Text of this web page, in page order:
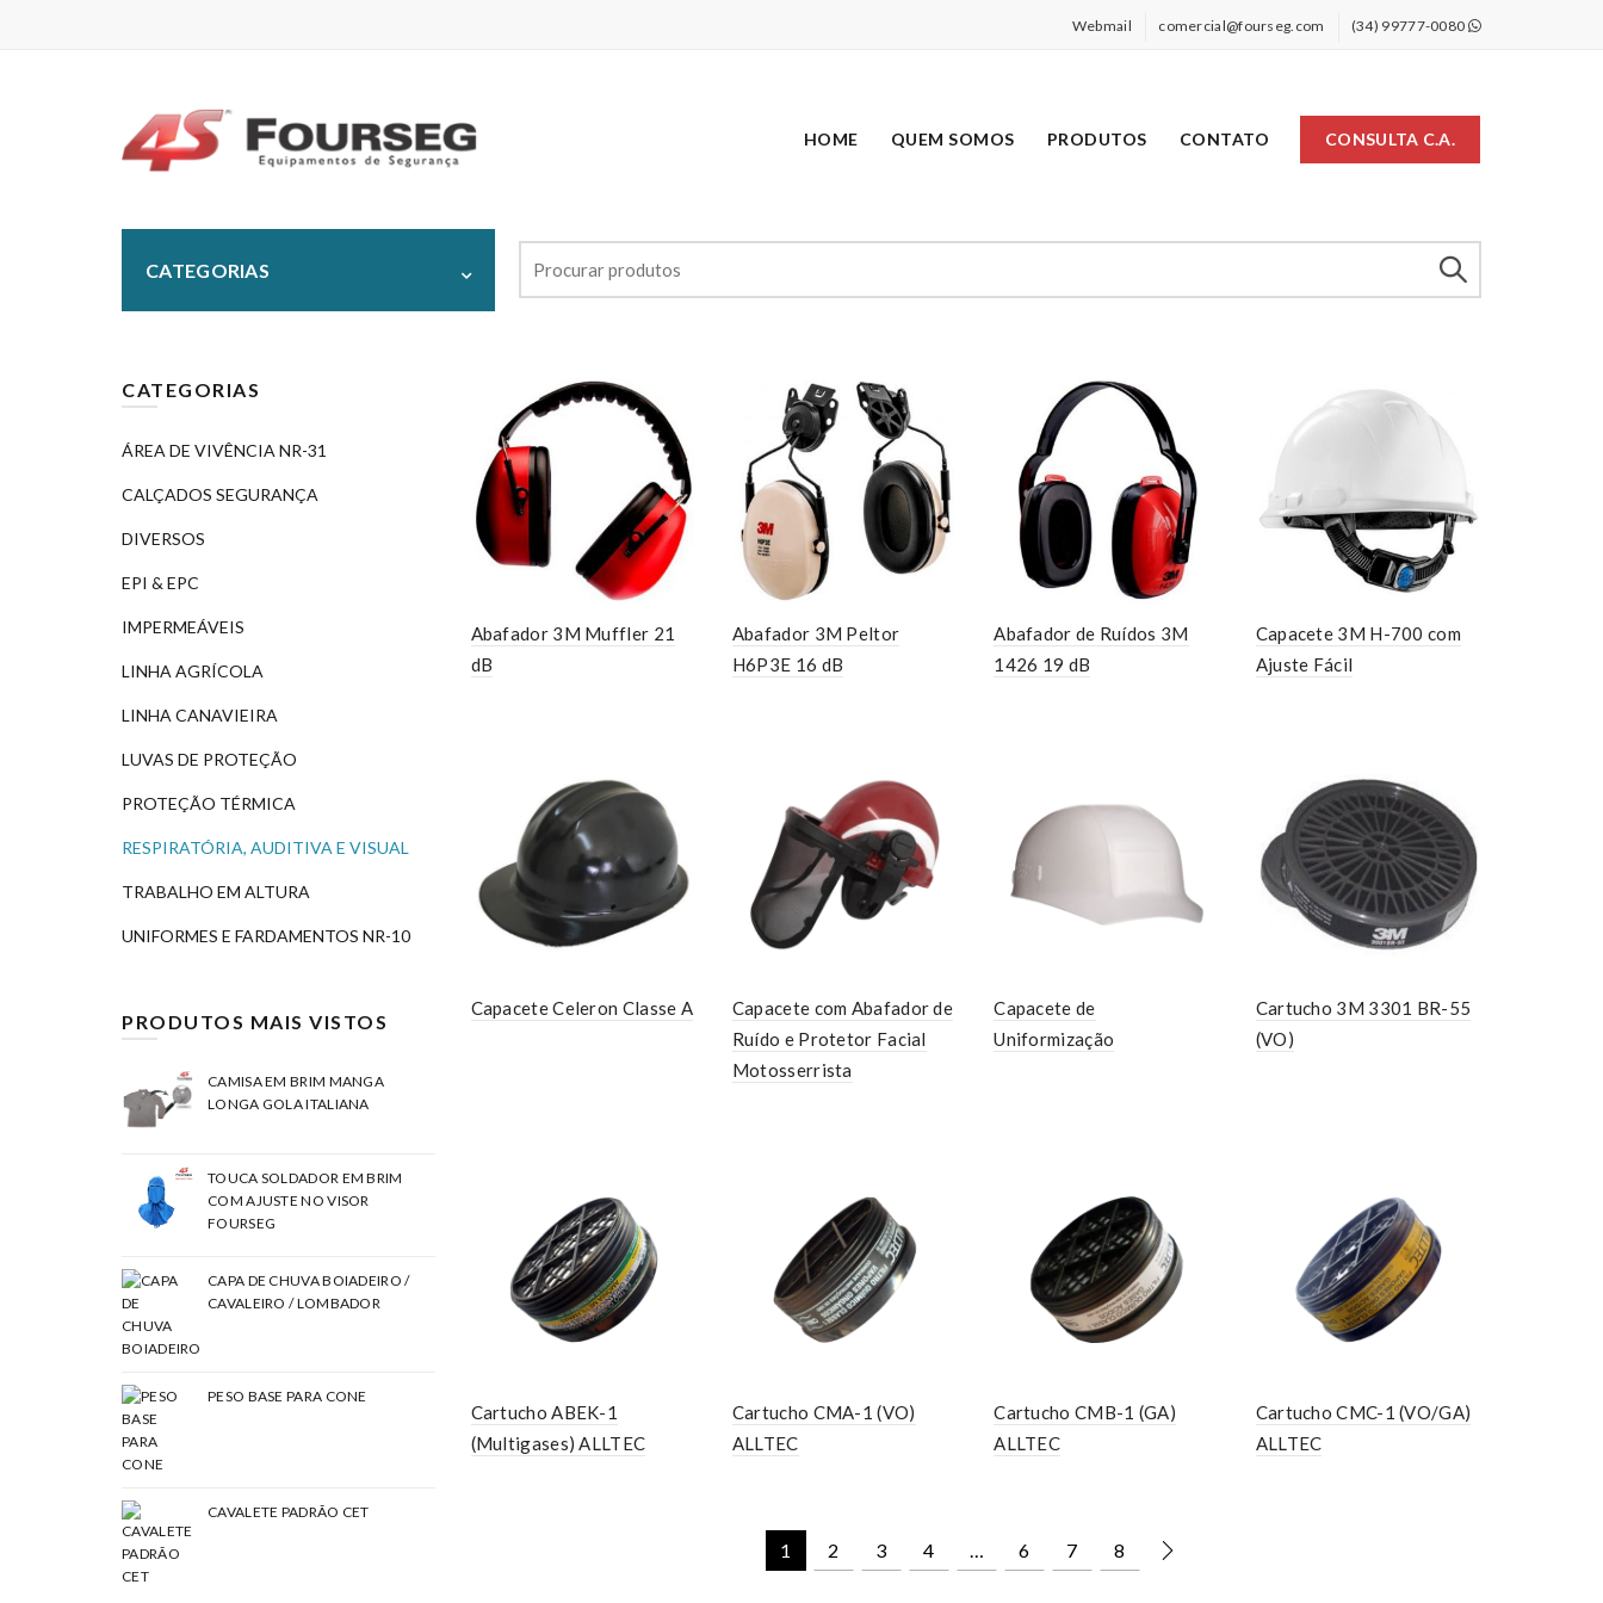
Webmail comercial@fourseg.com (34) 99777-0080
HOME QUEM SOMOS PRODUTOS CONTATO CONSULTA C.A.
CATEGORIAS
for:
Abafador 3M Muffler 21
dB
Abafador 3M Peltor
H6P3E 16 dB
Abafador de Ruídos 3M
1426 19 dB
Capacete 3M H-700 com
Ajuste Fácil
Capacete Celeron Classe A
Capacete com Abafador de
Ruído e Protetor Facial
Motosserrista
Capacete de
Uniformização
Cartucho 3M 3301 BR-55
(VO)
Cartucho ABEK-1
(Multigases) ALLTEC
Cartucho CMA-1 (VO)
ALLTEC
Cartucho CMB-1 (GA)
ALLTEC
Cartucho CMC-1 (VO/GA)
ALLTEC
1 2 3 4 … 6 7 8
CATEGORIAS
ÁREA DE VIVÊNCIA NR-31
CALÇADOS SEGURANÇA
DIVERSOS
EPI & EPC
IMPERMEÁVEIS
LINHA AGRÍCOLA
LINHA CANAVIEIRA
LUVAS DE PROTEÇÃO
PROTEÇÃO TÉRMICA
RESPIRATÓRIA, AUDITIVA E VISUAL
TRABALHO EM ALTURA
UNIFORMES E FARDAMENTOS NR-10
PRODUTOS MAIS VISTOS
CAMISA EM BRIM MANGA
LONGA GOLA ITALIANA
TOUCA SOLDADOR EM BRIM
COM AJUSTE NO VISOR
FOURSEG
CAPA DE CHUVA BOIADEIRO /
CAVALEIRO / LOMBADOR
PESO BASE PARA CONE
CAVALETE PADRÃO CET